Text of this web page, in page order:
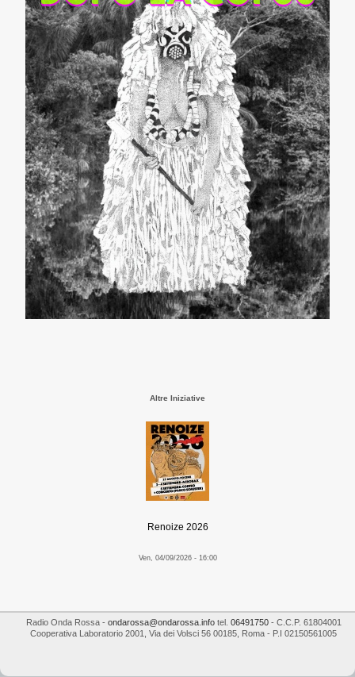
Altre Iniziative
Renoize 2026
Ven, 04/09/2026 - 16:00
Radio Onda Rossa- ondarossa@ondarossa.infotel. 06491750- C.C.P. 61804001
Cooperativa Laboratorio 2001
Via dei Volsci 56 00185 Roma - P.I 02150561005